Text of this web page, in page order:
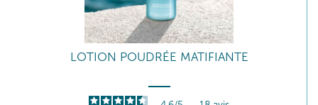
LOTION POUDRÉE MATIFIANTE